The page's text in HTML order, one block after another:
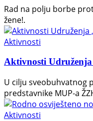
Rad na polju borbe
žene!.
Aktivnosti
Aktivnosti
U cilju sveobuhvatnog
predstavnike MUP-a
Aktivnosti